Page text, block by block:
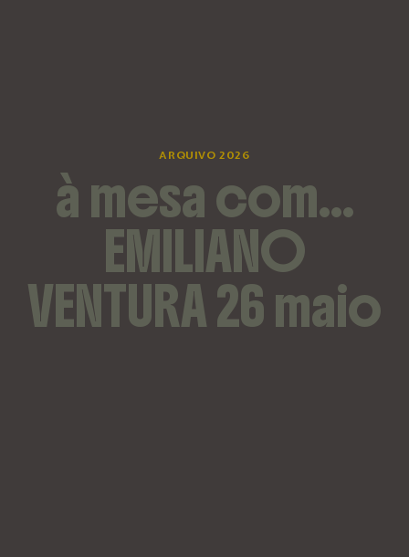
ARQUIVO 2026
à mesa com…
EMILIANO
VENTURA 26 maio